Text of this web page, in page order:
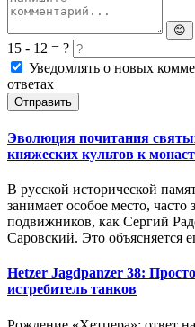
😊
15 - 12 = ?
Уведомлять о новых
ответах
Отправить
Эволюция почитания
княжеских культов к
В русской исторической
занимает особое место, часто
подвижников, как Сергий
Саровский. Это объясняется
Hetzer Jagdpanzer 38:
истребитель танков